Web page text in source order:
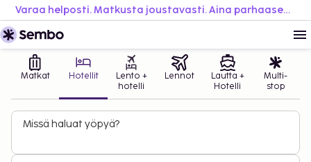
Varaa helposti. Matkusta joustavasti. Aina parhaaseen hintaan.
Matkat Hotellit
Lento +
hotelli
Lennot
Lautta +
Hotelli
Multi-
stop
Missä haluat yöpyä?